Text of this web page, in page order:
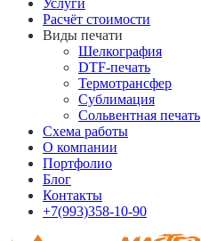
Услуги
Расчёт стоимости
Виды печати
Шелкография
DTF-печать
Термотрансфер
Сублимация
Сольвентная печать
Схема работы
О компании
Портфолио
Блог
Контакты
+7(993)358-10-90